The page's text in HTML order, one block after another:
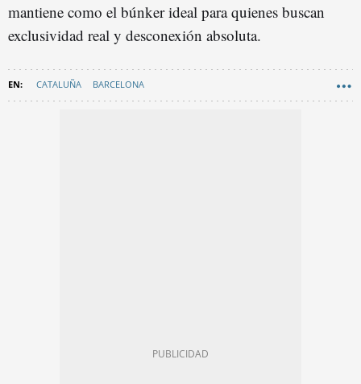
mantiene como el búnker ideal para quienes buscan
exclusividad real y desconexión absoluta.
CATALUÑA BARCELONA